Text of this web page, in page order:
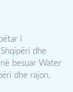
i
dhe
besuar Water
dhe rajon,